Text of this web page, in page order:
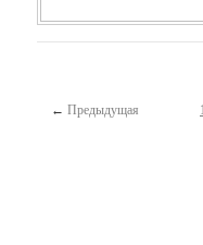
← Предыдущая